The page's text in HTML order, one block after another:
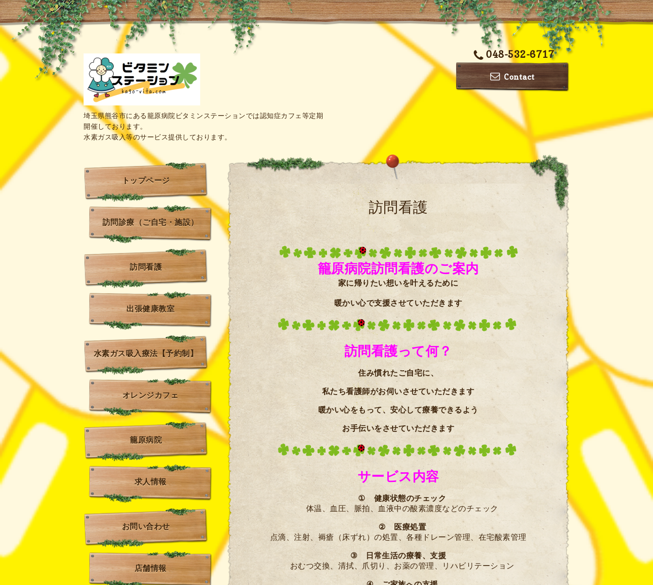
048-532-6717
Contact
埼玉県熊谷市にある籠原病院ビタミンステーションでは認知症カフェ等定期
開催しております。
水素ガス吸入等のサービス提供しております。
訪問看護
籠原病院訪問看護のご案内
家に帰りたい想いを叶えるために
暖かい心で支援させていただきます
訪問看護って何？
住み慣れたご自宅に、
私たち看護師がお伺いさせていただきます
暖かい心をもって、安心して療養できるよう
お手伝いをさせていただきます
サービス内容
①
健康状態のチェック
体温、血圧、脈拍、血液中の酸素濃度などのチェック
②
医療処置
点滴、注射、褥瘡（床ずれ）の処置、各種ドレーン管理、在宅酸素管理
③
日常生活の療養、支援
おむつ交換、清拭、爪切り、お薬の管理、リハビリテーション
トップページ
訪問診療（ご自宅・施設）
訪問看護
出張健康教室
水素ガス吸入療法【予約制】
オレンジカフェ
籠原病院
求人情報
お問い合わせ
店舗情報